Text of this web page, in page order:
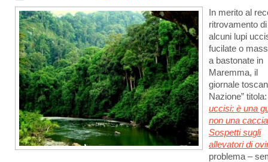
In merito al
ritrovamento di
alcuni lupi
fucilate o
a bastonate in
Maremma, il
giornale
Nazione” titola:
uccisi: è una
non una
Sospetti sugli
allevatori di
problema –